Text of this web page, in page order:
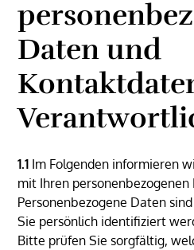
Daten und
1.1 Im Folgenden informieren
mit Ihren personenbezogenen
Personenbezogene Daten
Sie persönlich identifiziert
Bitte prüfen Sie sorgfältig,